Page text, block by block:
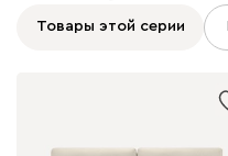
Товары этой серии